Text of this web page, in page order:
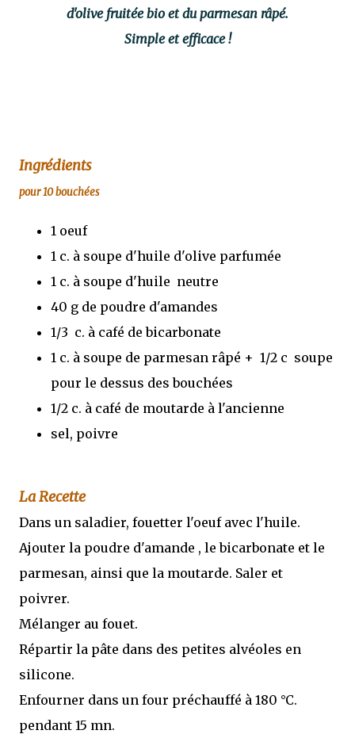
d'olive fruitée bio et du parmesan râpé.
Simple et efficace !
Ingrédients
pour 10 bouchées
1 oeuf
1 c. à soupe d'huile d'olive parfumée
1 c. à soupe d'huile neutre
40 g de poudre d'amandes
1/3 c. à café de bicarbonate
1 c. à soupe de parmesan râpé + 1/2 c soupe
pour le dessus des bouchées
1/2 c. à café de moutarde à l'ancienne
sel, poivre
La Recette
Dans un saladier, fouetter l'oeuf avec l'huile.
Ajouter la poudre d'amande , le bicarbonate et le
parmesan, ainsi que la moutarde. Saler et
poivrer.
Mélanger au fouet.
Répartir la pâte dans des petites alvéoles en
silicone.
Enfourner dans un four préchauffé à 180 °C.
pendant 15 mn.